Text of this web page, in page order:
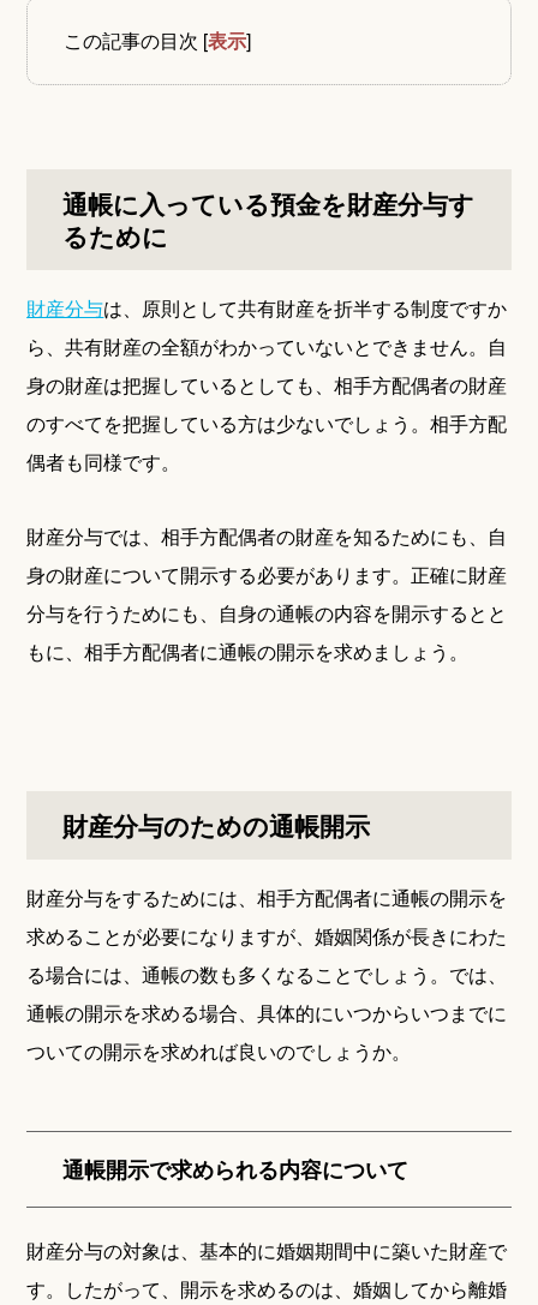
この記事の目次 [表示]
通帳に入っている預金を財産分与す
るために
財産分与は、原則として共有財産を折半する制度ですか
ら、共有財産の全額がわかっていないとできません。自
身の財産は把握しているとしても、相手方配偶者の財産
のすべてを把握している方は少ないでしょう。相手方配
偶者も同様です。
財産分与では、相手方配偶者の財産を知るためにも、自
身の財産について開示する必要があります。正確に財産
分与を行うためにも、自身の通帳の内容を開示するとと
もに、相手方配偶者に通帳の開示を求めましょう。
財産分与のための通帳開示
財産分与をするためには、相手方配偶者に通帳の開示を
求めることが必要になりますが、婚姻関係が長きにわた
る場合には、通帳の数も多くなることでしょう。では、
通帳の開示を求める場合、具体的にいつからいつまでに
ついての開示を求めれば良いのでしょうか。
通帳開示で求められる内容について
財産分与の対象は、基本的に婚姻期間中に築いた財産で
す。したがって、開示を求めるのは、婚姻してから離婚